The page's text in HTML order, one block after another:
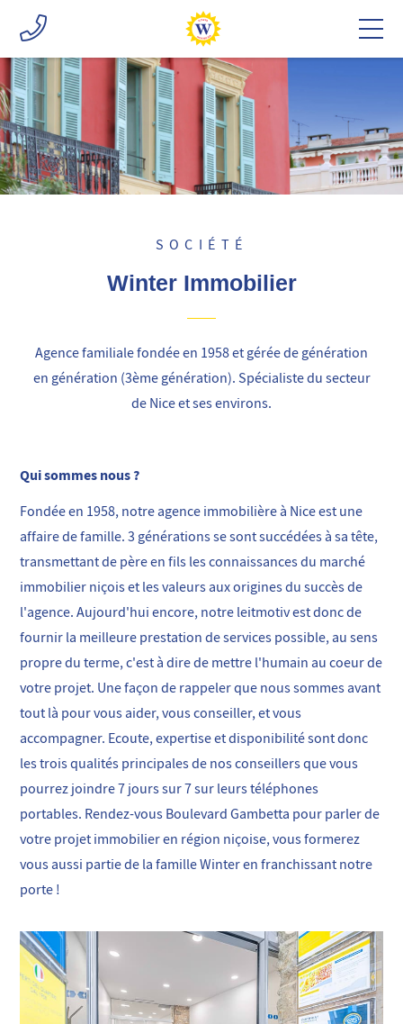
SOCIÉTÉ
Winter Immobilier
Agence familiale fondée en 1958 et gérée de génération
en génération (3ème génération). Spécialiste du secteur
de Nice et ses environs.
Qui sommes nous ?
Fondée en 1958, notre agence immobilière à Nice est une
affaire de famille. 3 générations se sont succédées à sa tête,
transmettant de père en fils les connaissances du marché
immobilier niçois et les valeurs aux origines du succès de
l'agence. Aujourd'hui encore, notre leitmotiv est donc de
fournir la meilleure prestation de services possible, au sens
propre du terme, c'est à dire de mettre l'humain au coeur de
votre projet. Une façon de rappeler que nous sommes avant
tout là pour vous aider, vous conseiller, et vous
accompagner. Ecoute, expertise et disponibilité sont donc
les trois qualités principales de nos conseillers que vous
pourrez joindre 7 jours sur 7 sur leurs téléphones
portables. Rendez-vous Boulevard Gambetta pour parler de
votre projet immobilier en région niçoise, vous formerez
vous aussi partie de la famille Winter en franchissant notre
porte !